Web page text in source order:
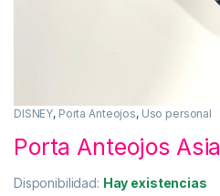
DISNEY, Porta Anteojos, Uso personal
Porta Anteojos Asia
Disponibilidad: Hay existencias